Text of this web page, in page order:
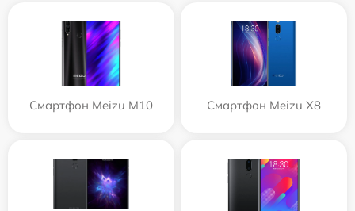
Смартфон Meizu M10 Смартфон Meizu X8